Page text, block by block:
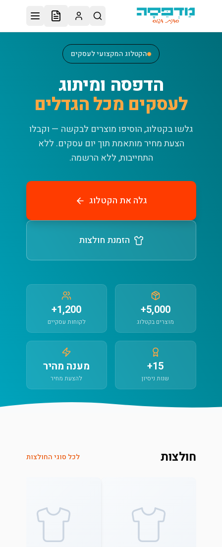
דלג לתוכן הראשי
הקטלוג המקצועי לעסקים
הדפסה ומיתוג
לעסקים מכל הגדלים
גלשו בקטלוג, הוסיפו מוצרים לבקשה — וקבלו
הצעת מחיר מותאמת תוך יום עסקים. ללא
התחייבות, ללא הרשמה.
גלה את הקטלוג
הזמנת חולצות
5,000+
מוצרים בקטלוג
1,200+
לקוחות עסקיים
15+
שנות ניסיון
מענה מהיר
להצעת מחיר
חולצות לכל סוגי החולצות